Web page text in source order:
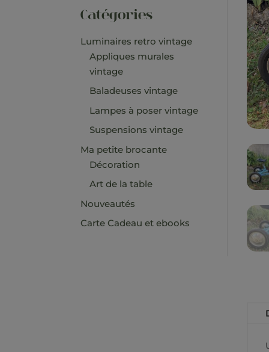
Catégories
Luminaires retro vintage
Appliques murales
vintage
Baladeuses vintage
Lampes à poser vintage
Suspensions vintage
Ma petite brocante
Décoration
Art de la table
Nouveautés
Carte Cadeau et ebooks